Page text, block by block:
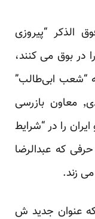
“پیروزی
در بوق می کنند،
“شعب ابی‌طالب”
می یابند – چنانکه محمدجعفر اسدی٬ معاون بازرسی
ایران را در “شرایط
که عبدالرضا
زند.
عنوان جدید ش